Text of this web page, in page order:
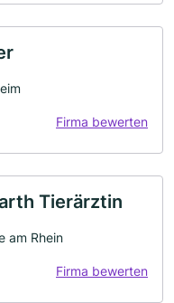
Firma bewerten
Tierärztin
am Rhein
Firma bewerten